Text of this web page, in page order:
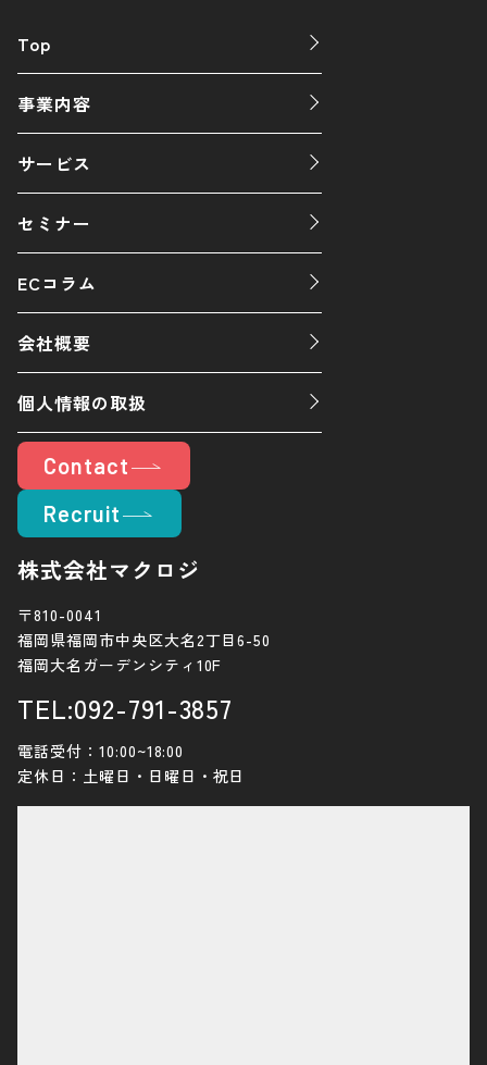
Top
事業内容
サービス
セミナー
ECコラム
会社概要
個人情報の取扱
Contact
Recruit
株式会社マクロジ
〒810-0041
福岡県福岡市中央区大名2丁目6-50
福岡大名ガーデンシティ10F
TEL:092-791-3857
電話受付：10:00~18:00
定休日：土曜日・日曜日・祝日